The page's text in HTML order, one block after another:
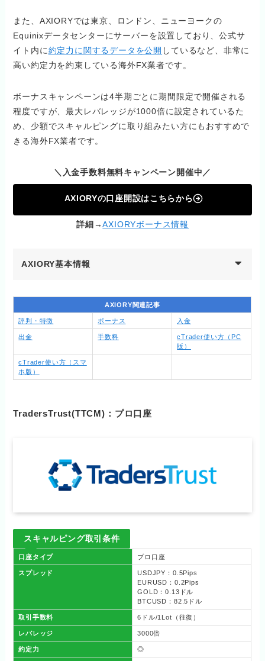
また、AXIORYでは東京、ロンドン、ニューヨークの
Equinixデータセンターにサーバーを設置しており、公式サ
イト内に約定力に関するデータを公開 しているなど、非常に
高い約定力を約束している海外FX業者です。
ボーナスキャンペーンは4半期ごとに期間限定で開催される
程度ですが、最大レバレッジが1000倍に設定されているた
め、少額でスキャルピングに取り組みたい方にもおすすめで
きる海外FX業者です。
＼入金手数料無料キャンペーン開催中／
AXIORYの口座開設はこちらから
詳細→AXIORYボーナス情報
AXIORY基本情報
AXIORY関連記事
評判・特徴 ボーナス 入金
出金 手数料
cTrader使い方（PC
版）
cTrader使い方（スマ
ホ版）
TradersTrust(TTCM)：プロ口座
スキャルピング取引条件
口座タイプ プロ口座
スプレッド
USDJPY：0.5Pips
EURUSD：0.2Pips
GOLD：0.13ドル
BTCUSD：82.5ドル
取引手数料 6ドル/1Lot（往復）
レバレッジ 3000倍
約定力 ◎